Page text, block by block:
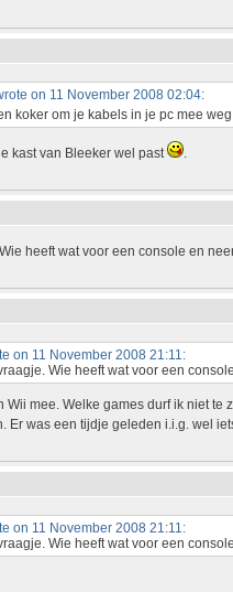
on 11 November 2008 02:04:
koker om je kabels in je pc mee
kast van Bleeker wel past .
heeft wat voor een console en
on 11 November 2008 21:11:
Wie heeft wat voor een
Wii mee. Welke games durf ik niet
Er was een tijdje geleden i.i.g. wel
on 11 November 2008 21:11:
Wie heeft wat voor een